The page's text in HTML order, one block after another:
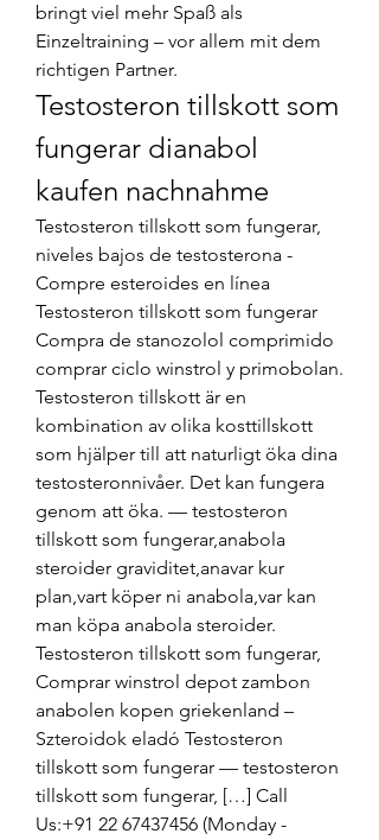
bringt viel mehr Spaß als
Einzeltraining – vor allem mit dem
richtigen Partner.
Testosteron tillskott som
fungerar dianabol
kaufen nachnahme
Testosteron tillskott som fungerar,
niveles bajos de testosterona -
Compre esteroides en línea
Testosteron tillskott som fungerar
Compra de stanozolol comprimido
comprar ciclo winstrol y primobolan.
Testosteron tillskott är en
kombination av olika kosttillskott
som hjälper till att naturligt öka dina
testosteronnivåer. Det kan fungera
genom att öka. — testosteron
tillskott som fungerar,anabola
steroider graviditet,anavar kur
plan,vart köper ni anabola,var kan
man köpa anabola steroider.
Testosteron tillskott som fungerar,
Comprar winstrol depot zambon
anabolen kopen griekenland –
Szteroidok eladó Testosteron
tillskott som fungerar — testosteron
tillskott som fungerar, […] Call
Us:+91 22 67437456 (Monday -